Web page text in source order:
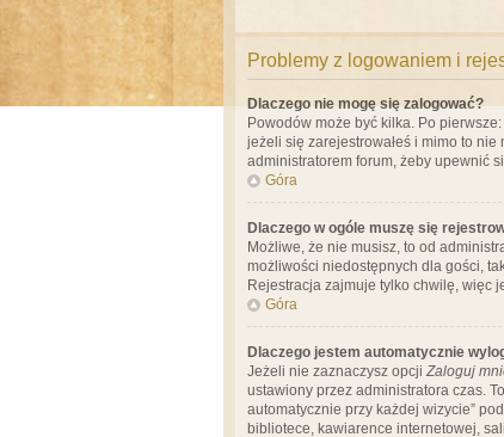
Problemy z logowaniem i
Dlaczego nie mogę się zalogować?
Powodów może być kilka. Po
jeżeli się zarejestrowałeś i mimo to
administratorem forum, żeby upewnić
Góra
Dlaczego w ogóle muszę się
Możliwe, że nie musisz, to od
możliwości niedostępnych dla gości,
Rejestracja zajmuje tylko chwilę, więc
Góra
Dlaczego jestem automatycznie
Jeżeli nie zaznaczysz opcji Zaloguj
ustawiony przez administratora czas.
automatycznie przy każdej wizycie”
bibliotece, kawiarence internetowej,